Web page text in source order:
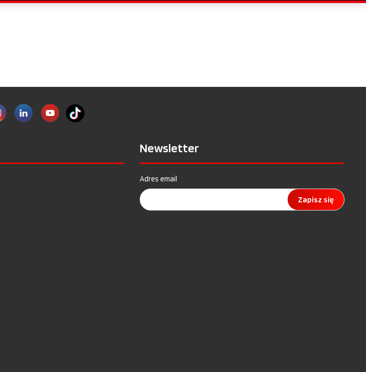
Newsletter
Adres email
Zapisz się